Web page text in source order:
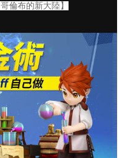
倫布的新大陸】